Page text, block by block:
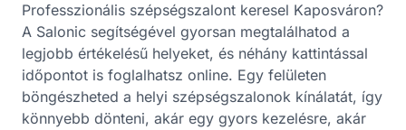
Professzionális szépségszalont keresel Kaposváron?
A Salonic segítségével gyorsan megtalálhatod a
legjobb értékelésű helyeket, és néhány kattintással
időpontot is foglalhatsz online. Egy felületen
böngészheted a helyi szépségszalonok kínálatát, így
könnyebb dönteni, akár egy gyors kezelésre, akár